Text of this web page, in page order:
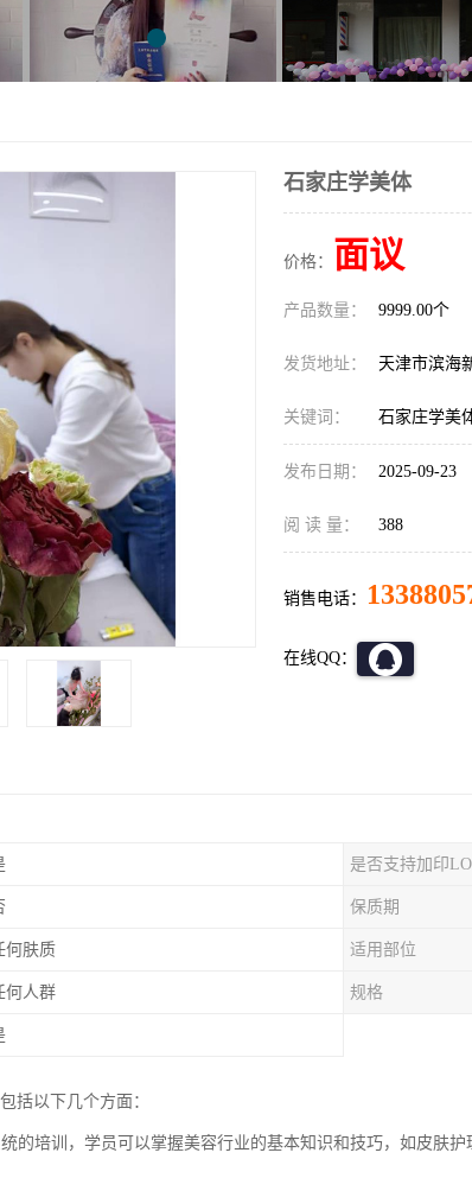
石家庄学美体
价格： 面议
产品数量： 9999.00个
发货地址： 天津市滨海
关键词： 石家庄学美
发布日期： 2025-09-23
阅 读 量： 388
销售电话：
在线QQ：
是否支持加印
保质期
何肤质 适用部位
何人群 规格
括以下几个方面：
的培训，学员可以掌握美容行业的基本知识和技巧，如皮肤